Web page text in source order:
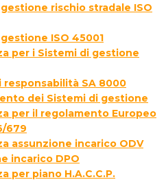
rischio stradale ISO
ISO 45001
per i Sistemi di gestione
responsabilità SA 8000
dei Sistemi di gestione
per il regolamento Europeo
679
assunzione incarico ODV
incarico DPO
per piano H.A.C.C.P.